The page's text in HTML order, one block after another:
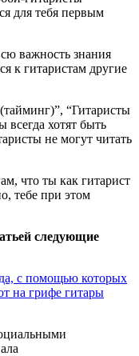
для тебя первым
важность знания
к гитаристам другие
“Гитаристы
всегда хотят быть
не могут читать
что ты как гитарист
тебе при этом
следующие
с помощью которых
на грифе гитары